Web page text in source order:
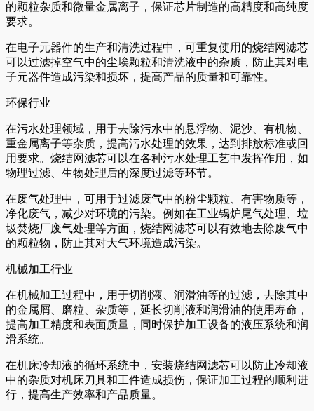
的颗粒杂质和微量金属离子，保证芯片制造的高精度和高纯度
要求。
在电子元器件的生产和清洗过程中，可重复使用的烧结网滤芯
可以过滤掉空气中的尘埃颗粒和清洗液中的杂质，防止其对电
子元器件造成污染和损坏，提高产品的质量和可靠性。
环保行业
在污水处理领域，用于去除污水中的悬浮物、泥沙、有机物、
重金属离子等杂质，提高污水处理的效果，达到排放标准或回
用要求。烧结网滤芯可以在各种污水处理工艺中发挥作用，如
物理过滤、生物处理后的深度过滤等环节。
在废气处理中，可用于过滤废气中的粉尘颗粒、有害物质等，
净化废气，减少对环境的污染。例如在工业锅炉尾气处理、垃
圾焚烧厂废气处理等方面，烧结网滤芯可以有效地去除废气中
的颗粒物，防止其对大气环境造成污染。
机械加工行业
在机械加工过程中，用于切削液、润滑油等的过滤，去除其中
的金属屑、磨粒、杂质等，延长切削液和润滑油的使用寿命，
提高加工精度和表面质量，同时保护加工设备的液压系统和润
滑系统。
在机床冷却液的循环系统中，安装烧结网滤芯可以防止冷却液
中的杂质对机床刀具和工件造成损伤，保证加工过程的顺利进
行，提高生产效率和产品质量。